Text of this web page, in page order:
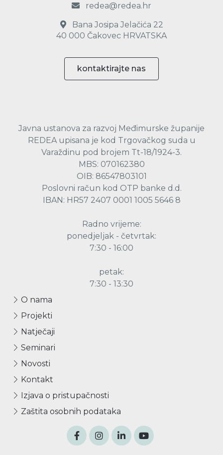
redea@redea.hr
Bana Josipa Jelačića 22
40 000 Čakovec HRVATSKA
kontaktirajte nas
Javna ustanova za razvoj Međimurske županije
REDEA upisana je kod Trgovačkog suda u
Varaždinu pod brojem Tt-18/1924-3.
MBS: 070162380
OIB: 86547803101
Poslovni račun kod OTP banke d.d.
IBAN: HR57 2407 0001 1005 5646 8
Radno vrijeme:
ponedjeljak - četvrtak:
7:30 - 16:00
petak:
7:30 - 13:30
O nama
Projekti
Natječaji
Seminari
Novosti
Kontakt
Izjava o pristupačnosti
Zaštita osobnih podataka